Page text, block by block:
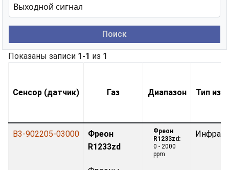
Поиск
Показаны записи 1-1 из 1
Сенсор (датчик) Газ Диапазон Тип
B3-902205-03000
Фреон
R1233zd
Фреон
R1233zd:
0 - 2000
ppm